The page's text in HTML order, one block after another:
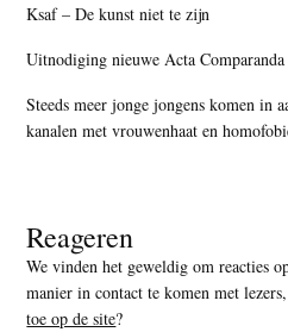
Ksaf – De kunst niet te zijn
Uitnodiging nieuwe Acta Comparanda
Steeds meer jonge jongens komen in
kanalen met vrouwenhaat en
Reageren
We vinden het geweldig om reacties
manier in contact te komen met
toe op de site?